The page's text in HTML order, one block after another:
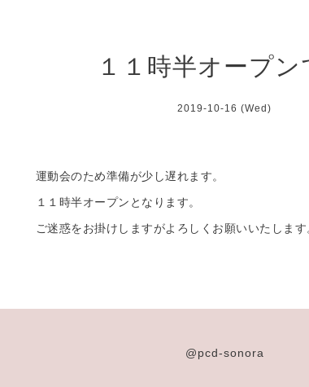
１１時半オープ
2019-10-16 (Wed)
運動会のため準備が少し遅れます。
１１時半オープンとなります。
ご迷惑をお掛けしますがよろしくお願いいたします
@pcd-sonora